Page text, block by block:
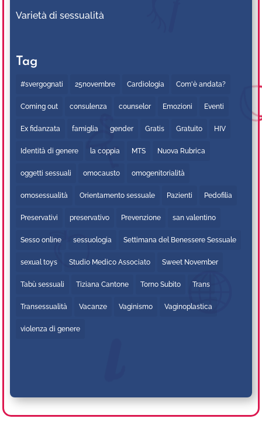
Varietà di sessualità
Tag
#svergognati 25novembre Cardiologia Com'è andata?
Coming out consulenza counselor Emozioni Eventi
Ex fidanzata famiglia gender Gratis Gratuito HIV
Identità di genere la coppia MTS Nuova Rubrica
oggetti sessuali omocausto omogenitorialità
omosessualità Orientamento sessuale Pazienti Pedofilia
Preservativi preservativo Prevenzione san valentino
Sesso online sessuologia Settimana del Benessere Sessuale
sexual toys Studio Medico Associato Sweet November
Tabù sessuali Tiziana Cantone Torno Subito Trans
Transessualità Vacanze Vaginismo Vaginoplastica
violenza di genere